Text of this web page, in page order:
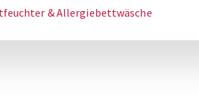
& Allergiebettwäsche